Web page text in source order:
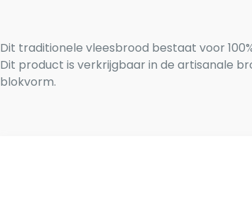
Dit traditionele vleesbrood bestaat voor
Dit product is verkrijgbaar in de artisanale
blokvorm.